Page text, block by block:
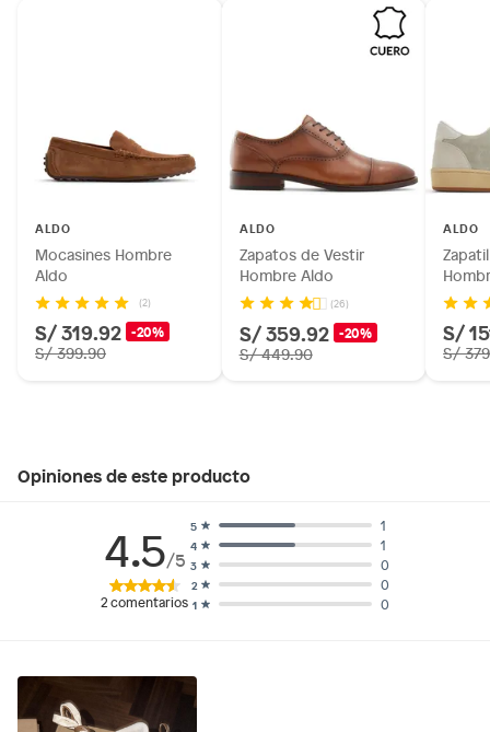
ALDO
Mocasines Hombre
Aldo
(2)
S/ 319.92 -20%
S/ 399.90
ALDO
Zapatos de Vestir
Hombre Aldo
(26)
S/ 359.92 -20%
S/ 449.90
ALDO
S/
S/
Opiniones de este producto
4.5/5
2comentarios 1 0
2 0
3 0
4 1
5 1